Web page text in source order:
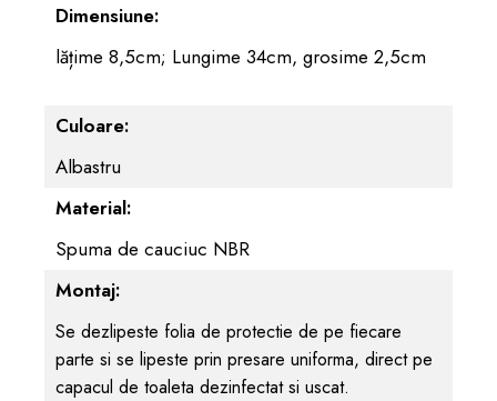
Dimensiune:
lățime 8,5cm; Lungime 34cm, grosime 2,5cm
Culoare:
Albastru
Material:
Spuma de cauciuc NBR
Montaj:
Se dezlipeste folia de protectie de pe fiecare
parte si se lipeste prin presare uniforma, direct pe
capacul de toaleta dezinfectat si uscat.